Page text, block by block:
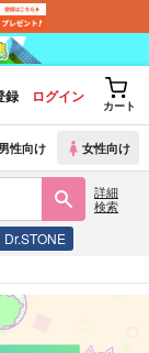
録 ログイン
カート
男性向け 女性向け
詳細
検索
Dr.STONE